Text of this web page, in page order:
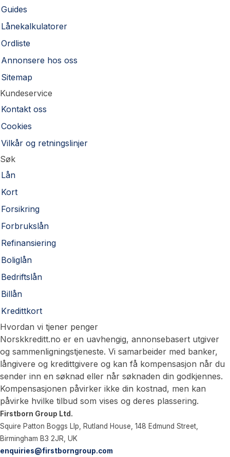
Guides
Lånekalkulatorer
Ordliste
Annonsere hos oss
Sitemap
Kundeservice
Kontakt oss
Cookies
Vilkår og retningslinjer
Søk
Lån
Kort
Forsikring
Forbrukslån
Refinansiering
Boliglån
Bedriftslån
Billån
Kredittkort
Hvordan vi tjener penger
Norskkreditt.no er en uavhengig, annonsebasert utgiver
og sammenligningstjeneste. Vi samarbeider med banker,
långivere og kredittgivere og kan få kompensasjon når du
sender inn en søknad eller når søknaden din godkjennes.
Kompensasjonen påvirker ikke din kostnad, men kan
påvirke hvilke tilbud som vises og deres plassering.
Firstborn Group Ltd.
Squire Patton Boggs Llp, Rutland House, 148 Edmund Street,
Birmingham B3 2JR, UK
enquiries@firstborngroup.com